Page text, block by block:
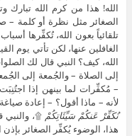
الله! هذا من كرم الله تبارك
الصغائر مثل نظرة أو كلمة –
تلقائياً بعون الله، تُكفِّرها
الغافلين عنها، لكن تأتي يوم
الله، كيف؟ النبي قال لك
إلى الصلاة – والجُمعة إلى
– مُكفِّرات لما بينهن إذا
لأنه – ماذا أقول؟ – إعادة صياغة
نُكَفِّرْ عَنكُمْ سَيِّئَاتِكُمْ ۩،
هذا، الوضوء يُكفِّر الصغائر